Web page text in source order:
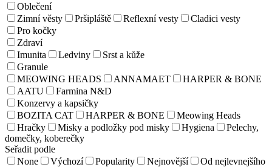
Oblečení
Zimní věsty
Pršipláště Reflexní vesty
Cladici vesty
Pro kočky
Zdraví
Imunita
Ledviny
Srst a kůže
Granule
MEOWING HEADS
ANNAMAET
HARPER & BONE
AATU
Farmina N&D
Konzervy a kapsičky
BOZITA CAT
HARPER & BONE
Meowing Heads
Hračky
Misky a podložky pod misky Hygiena
Pelechy,
domečky, koberečky
Seřadit podle
None
Výchozí Popularity Nejnovější
Od nejlevnejšího